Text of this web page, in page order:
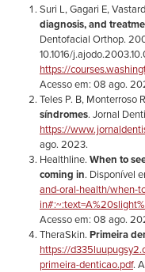
Suri L, Gagari E,
diagnosis, and
Dentofacial Orthop.
10.1016/
https://
Acesso em: 08 ago.
Teles P. B, Monterroso
síndromes. Jornal
https://
ago. 2023.
Healthline. When to
coming in. Disponível
and-oral-health/when-
Acesso em: 08 ago.
TheraSkin. Primeira
https://
primeira-denticao.pdf.